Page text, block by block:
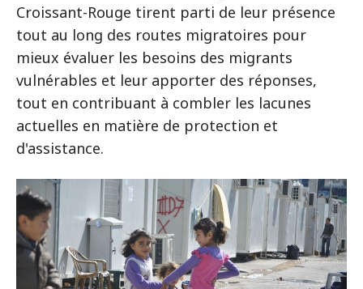
Croissant-Rouge tirent parti de leur présence
tout au long des routes migratoires pour
mieux évaluer les besoins des migrants
vulnérables et leur apporter des réponses,
tout en contribuant à combler les lacunes
actuelles en matière de protection et
d'assistance.